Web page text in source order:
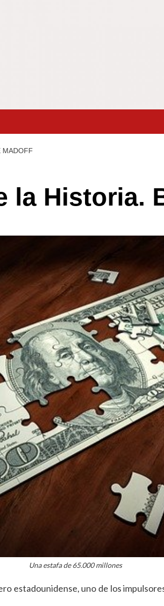
MADOFF
la Historia.
Una estafa de 65.000 millones
estadounidense, uno de los